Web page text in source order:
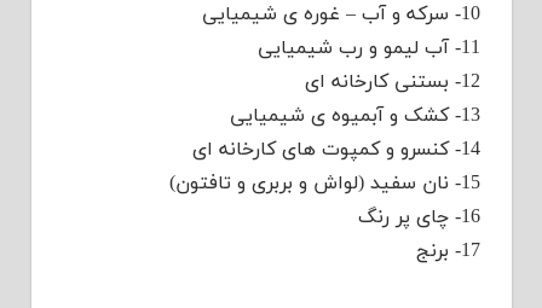
10- سرکه و آب – غوره ی شیمیایی
11- آب لیمو و رب شیمیایی
12- بستنی کارخانه ای
13- کشک و آبمیوه ی شیمیایی
14- کنسرو و کمپوت های کارخانه ای
15- نان سفید (لواش و بربری و تافتون)
16- چای پر رنگ
17- برنج